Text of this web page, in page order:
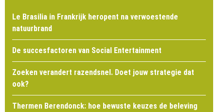
Le Brasilia in Frankrijk heropent na verwoestende
natuurbrand
De succesfactoren van Social Entertainment
Zoeken verandert razendsnel. Doet jouw strategie dat
ook?
Thermen Berendonck: hoe bewuste keuzes de beleving